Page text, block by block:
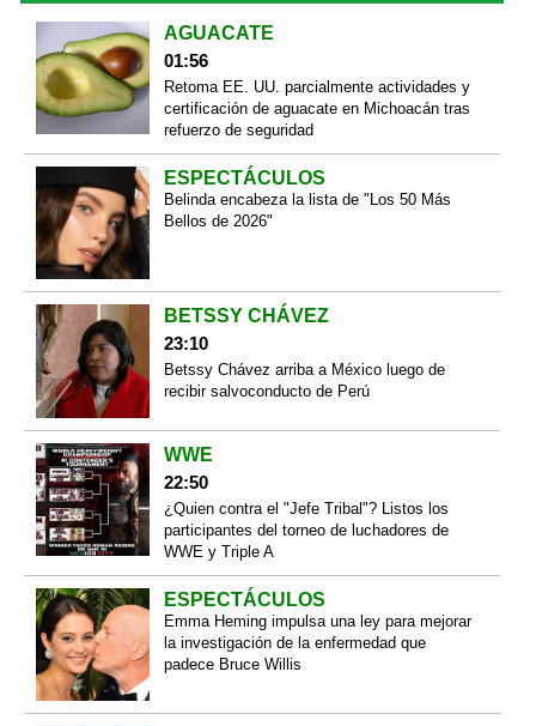
AGUACATE
01:56
Retoma EE. UU. parcialmente actividades y
certificación de aguacate en Michoacán tras
refuerzo de seguridad
ESPECTÁCULOS
Belinda encabeza la lista de "Los 50 Más
Bellos de 2026"
BETSSY CHÁVEZ
23:10
Betssy Chávez arriba a México luego de
recibir salvoconducto de Perú
WWE
22:50
¿Quien contra el "Jefe Tribal"? Listos los
participantes del torneo de luchadores de
WWE y Triple A
ESPECTÁCULOS
Emma Heming impulsa una ley para mejorar
la investigación de la enfermedad que
padece Bruce Willis